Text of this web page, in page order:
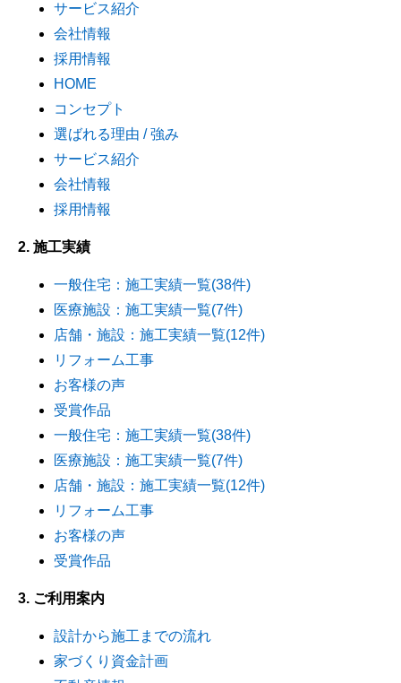
サービス紹介
会社情報
採用情報
HOME
コンセプト
選ばれる理由 / 強み
サービス紹介
会社情報
採用情報
2. 施工実績
一般住宅：施工実績一覧(38件)
医療施設：施工実績一覧(7件)
店舗・施設：施工実績一覧(12件)
リフォーム工事
お客様の声
受賞作品
一般住宅：施工実績一覧(38件)
医療施設：施工実績一覧(7件)
店舗・施設：施工実績一覧(12件)
リフォーム工事
お客様の声
受賞作品
3. ご利用案内
設計から施工までの流れ
家づくり資金計画